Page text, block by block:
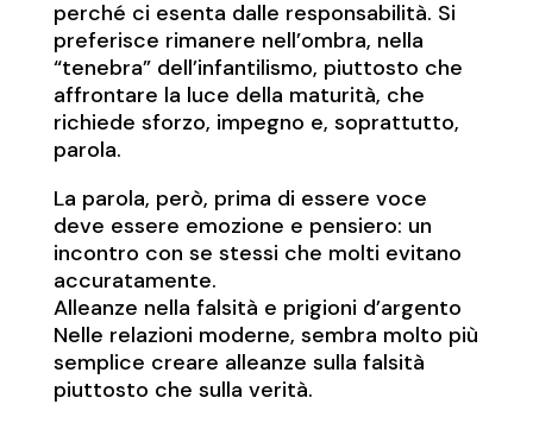
perché ci esenta dalle responsabilità. Si
preferisce rimanere nell’ombra, nella
“tenebra” dell’infantilismo, piuttosto che
affrontare la luce della maturità, che
richiede sforzo, impegno e, soprattutto,
parola.
La parola, però, prima di essere voce
deve essere emozione e pensiero: un
incontro con se stessi che molti evitano
accuratamente.
Alleanze nella falsità e prigioni d’argento
Nelle relazioni moderne, sembra molto più
semplice creare alleanze sulla falsità
piuttosto che sulla verità.